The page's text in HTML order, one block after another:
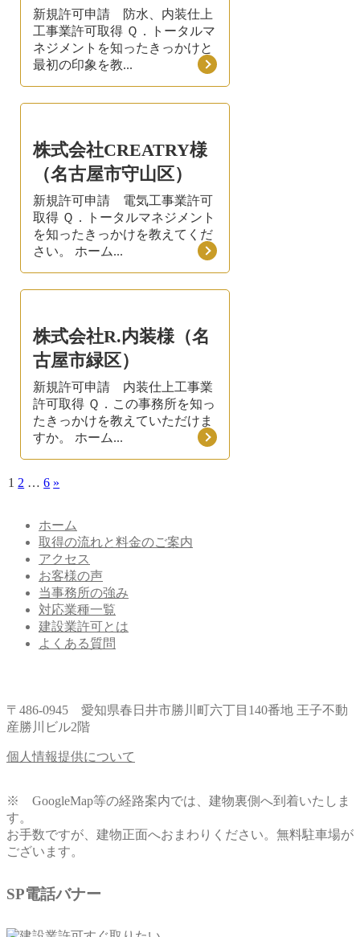
新規許可申請 防水、内装仕上
工事業許可取得 Ｑ．トータルマ
ネジメントを知ったきっかけと
最初の印象を教...
株式会社CREATRY様
（名古屋市守山区）
新規許可申請 電気工事業許可
取得 Ｑ．トータルマネジメント
を知ったきっかけを教えてくだ
さい。 ホーム...
株式会社R.内装様（名
古屋市緑区）
新規許可申請 内装仕上工事業
許可取得 Ｑ．この事務所を知っ
たきっかけを教えていただけま
すか。 ホーム...
1 2 … 6 »
ホーム
取得の流れと料金のご案内
アクセス
お客様の声
当事務所の強み
対応業種一覧
建設業許可とは
よくある質問
〒486-0945 愛知県春日井市勝川町六丁目140番地 王子不動
産勝川ビル2階
個人情報提供について
※ GoogleMap等の経路案内では、建物裏側へ到着いたしま
す。
お手数ですが、建物正面へおまわりください。無料駐車場が
ございます。
SP電話バナー